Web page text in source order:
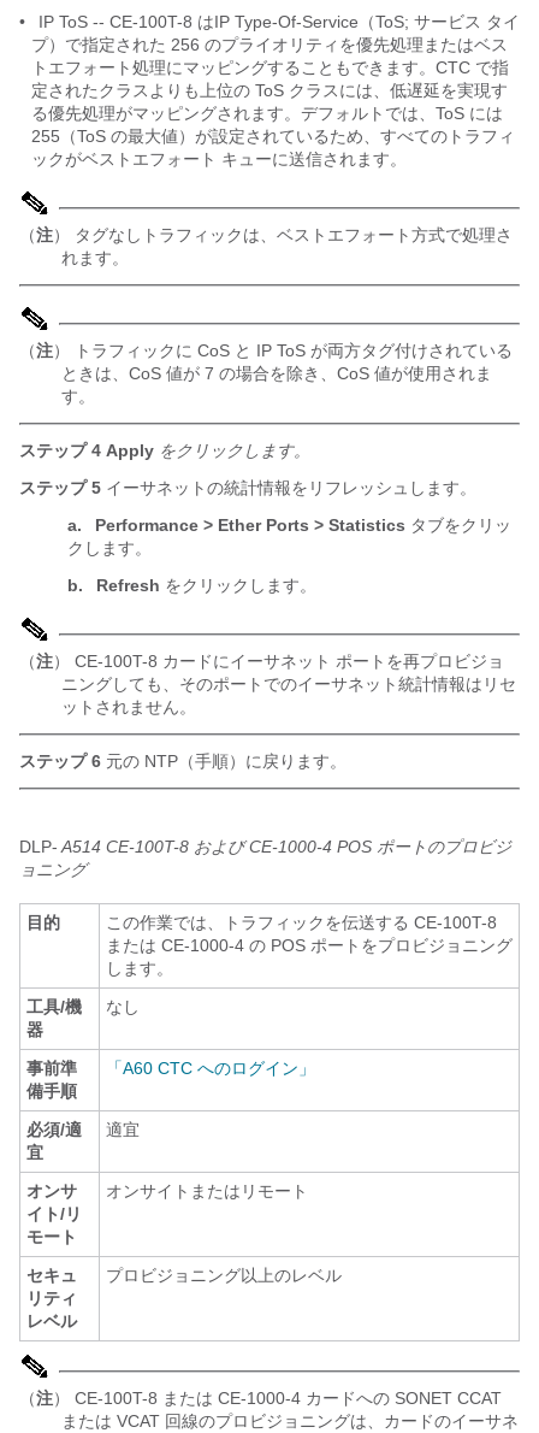
•
IP ToS -- CE-100T-8 はIP Type-Of-Service（ToS; サービス タイ
プ）で指定された 256 のプライオリティを優先処理またはベス
トエフォート処理にマッピングすることもできます。CTC で指
定されたクラスよりも上位の ToS クラスには、低遅延を実現す
る優先処理がマッピングされます。デフォルトでは、ToS には
255（ToS の最大値）が設定されているため、すべてのトラフィ
ックがベストエフォート キューに送信されます。
（注） タグなしトラフィックは、ベストエフォート方式で処理さ
れます。
（注） トラフィックに CoS と IP ToS が両方タグ付けされている
ときは、CoS 値が 7 の場合を除き、CoS 値が使用されま
す。
ステップ 4 Apply をクリックします。
ステップ 5 イーサネットの統計情報をリフレッシュします。
a.
Performance > Ether Ports > Statistics タブをクリッ
クします。
b.
Refresh をクリックします。
（注） CE-100T-8 カードにイーサネット ポートを再プロビジョ
ニングしても、そのポートでのイーサネット統計情報はリセ
ットされません。
ステップ 6 元の NTP（手順）に戻ります。
DLP-A514 CE-100T-8 および CE-1000-4 POS ポートのプロビジ
ョニング
目的
この作業では、トラフィックを伝送する CE-100T-8
または CE-1000-4 の POS ポートをプロビジョニング
します。
工具/機
器
なし
事前準
備手順
「A60 CTC へのログイン」
必須/適
宜
適宜
オンサ
イト/リ
モート
オンサイトまたはリモート
セキュ
リティ
レベル
プロビジョニング以上のレベル
（注） CE-100T-8 または CE-1000-4 カードへの SONET CCAT
または VCAT 回線のプロビジョニングは、カードのイーサネ